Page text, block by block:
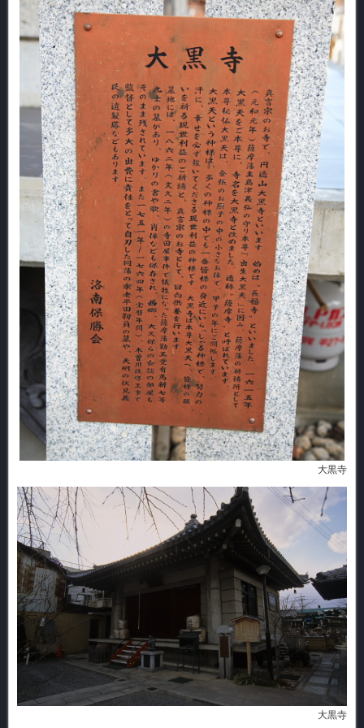
大黒寺
大黒寺